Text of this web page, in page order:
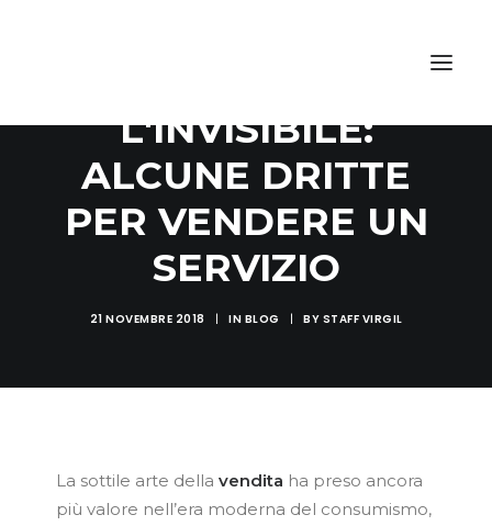
L'INVISIBILE:
ALCUNE DRITTE
PER VENDERE UN
SERVIZIO
21 NOVEMBRE 2018 | IN BLOG | BY STAFF VIRGIL
La sottile arte della vendita ha preso ancora
più valore nell’era moderna del consumismo,